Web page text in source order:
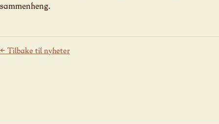
sammenheng.
← Tilbake til nyheter